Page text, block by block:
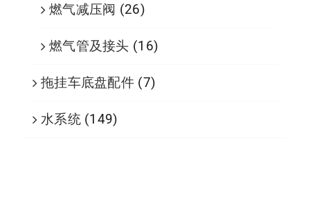
燃气减压阀 (26)
燃气管及接头 (16)
拖挂车底盘配件 (7)
水系统 (149)